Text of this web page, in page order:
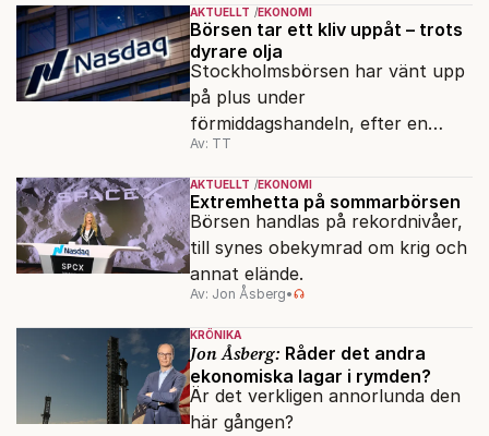
AKTUELLT EKONOMI
Börsen tar ett kliv uppåt – trots
dyrare olja
Stockholmsbörsen har vänt upp
på plus under
förmiddagshandeln, efter en
inledning nedåt – trots ett högre
oljepris och AI-oro.
Av: TT
AKTUELLT EKONOMI
Extremhetta på sommarbörsen
Börsen handlas på rekordnivåer,
till synes obekymrad om krig och
annat elände.
Av: Jon Åsberg•
KRÖNIKA
Jon Åsberg: Råder det andra
ekonomiska lagar i rymden?
Är det verkligen annorlunda den
här gången?